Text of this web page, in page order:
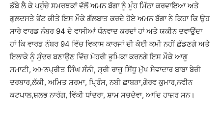
ਡੱਬੇ ਲੈ ਕੇ ਪਹੁੰਚੇ ਸਮਰਥਕਾਂ ਵੱਲੋਂ ਅਮਨ ਬੱਗਾ ਨੂੰ ਮੂੰਹ ਮਿੱਠਾ ਕਰਵਾਇਆ ਅਤੇ
ਗੁਲਦਸਤੇ ਭੇਂਟ ਕੀਤੇ ਇਸ ਮੌਕੇ ਗੱਲਬਾਤ ਕਰਦੇ ਹੋਏ ਅਮਨ ਬੱਗਾ ਨੇ ਕਿਹਾ ਕਿ ਉਹ
ਸਾਰੇ ਵਾਰਡ ਨੰਬਰ 94 ਦੇ ਵਾਸੀਆਂ ਧੰਨਵਾਦ ਕਰਦਾਂ ਹਾਂ ਅਤੇ ਯਕੀਨ ਦਵਾਉਂਦਾ
ਹਾਂ ਕਿ ਵਾਰਡ ਨੰਬਰ 94 ਵਿੱਚ ਵਿਕਾਸ ਕਾਰਜਾਂ ਦੀ ਕੋਈ ਕਮੀ ਨਹੀਂ ਛੱਡਣਗੇ ਅਤੇ
ਇਲਾਕੇ ਨੂੰ ਸੁੰਦਰ ਬਣਾਉਣ ਵਿੱਚ ਮੋਹਰੀ ਭੂਮਿਕਾ ਕਰਨਗੇ ਇਸ ਮੌਕੇ ਆਗੂ
ਸਮਾਟੀ, ਅਮਨਪ੍ਰੀਤ ਸਿੰਘ ਸੰਨੀ, ਸ੍ਰੀ ਰਾਜੂ ਸਿੱਧੂ ਮੁੱਖ ਸੇਵਾਦਾਰ ਬਾਬਾ ਬੇਰੀ
ਦਰਬਾਰ,ਲੱਕੀ, ਅਮਿਤ ਸ਼ਰਮਾ, ਪ੍ਰਿੰਸ, ਨਬੀ ਛਾਬੜਾ,ਗੋਰਵ ਕੁਮਾਰ,ਨਵੀਨ
ਕਟਪਾਲ,ਸ਼ਲਭ ਨਾਰੰਗ, ਵਿੱਕੀ ਧਾਂਦਰਾ, ਸ਼ਾਮ ਸਚਦੇਵਾ, ਆਦਿ ਹਾਜ਼ਰ ਸਨ।